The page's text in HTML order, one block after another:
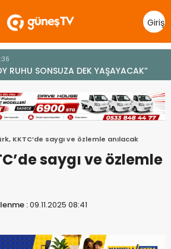
Giriş
Yap
RUHU SONSUZA DEK YAŞAYACAK”
KKTC’de saygı ve özlemle anılacak
saygı ve özlemle
:09.11.2025 08:41